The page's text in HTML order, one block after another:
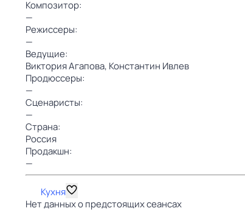
Композитор:
—
Режиссеры:
—
Ведущие:
Виктория Агапова, Константин Ивлев
Продюссеры:
—
Сценаристы:
—
Страна:
Россия
Продакшн:
—
Кухня
Нет данных о предстоящих сеансах